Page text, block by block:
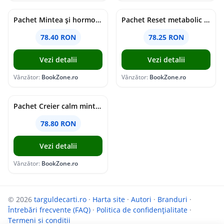
Pachet Mintea și hormonii tăi
78.40 RON
Vezi detalii
Vânzător: BookZone.ro
Pachet Reset metabolic complet
78.25 RON
Vezi detalii
Vânzător: BookZone.ro
Pachet Creier calm minte puternică
78.80 RON
Vezi detalii
Vânzător: BookZone.ro
© 2026 targuldecarti.ro · Harta site · Autori · Branduri ·
Întrebări frecvente (FAQ) · Politica de confidențialitate ·
Termeni si conditii